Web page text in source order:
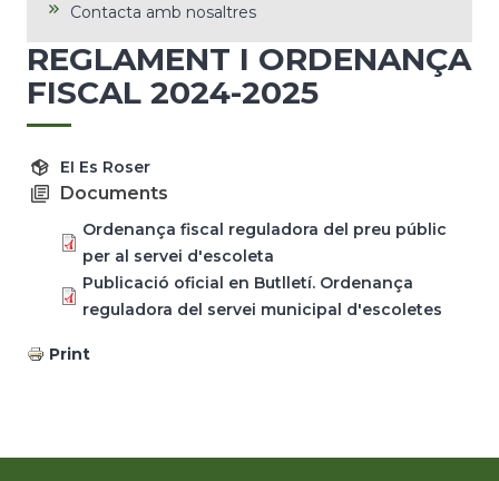
Contacta amb nosaltres
REGLAMENT I ORDENANÇA
FISCAL 2024-2025
EI Es Roser
Documents
Ordenança fiscal reguladora del preu públic
per al servei d'escoleta
Publicació oficial en Butlletí. Ordenança
reguladora del servei municipal d'escoletes
Print